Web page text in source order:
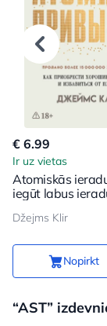
€ 6.99
Ir uz vietas
Atomiskās
iegūt labus
Džejms Klir
Nopirkt
“AST”